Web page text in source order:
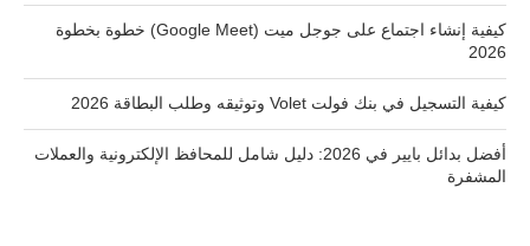
كيفية إنشاء اجتماع على جوجل ميت (Google Meet) خطوة بخطوة
2026
كيفية التسجيل في بنك فولت Volet وتوثيقه وطلب البطاقة 2026
أفضل بدائل بايير في 2026: دليل شامل للمحافظ الإلكترونية والعملات
المشفرة